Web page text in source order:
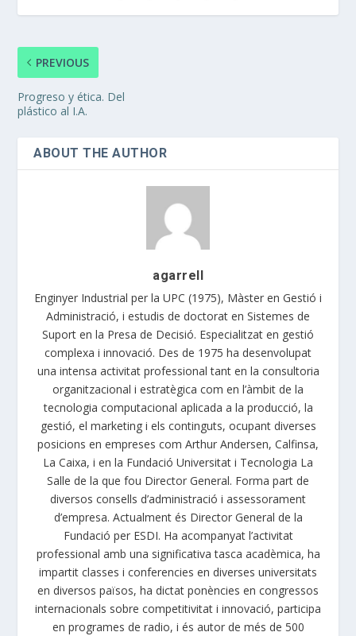
PREVIOUS
Progreso y ética. Del
plástico al I.A.
ABOUT THE AUTHOR
agarrell
Enginyer Industrial per la UPC (1975), Màster en Gestió i
Administració, i estudis de doctorat en Sistemes de
Suport en la Presa de Decisió. Especialitzat en gestió
complexa i innovació. Des de 1975 ha desenvolupat
una intensa activitat professional tant en la consultoria
organitzacional i estratègica com en l’àmbit de la
tecnologia computacional aplicada a la producció, la
gestió, el marketing i els continguts, ocupant diverses
posicions en empreses com Arthur Andersen, Calfinsa,
La Caixa, i en la Fundació Universitat i Tecnologia La
Salle de la que fou Director General. Forma part de
diversos consells d’administració i assessorament
d’empresa. Actualment és Director General de la
Fundació per ESDI. Ha acompanyat l’activitat
professional amb una significativa tasca acadèmica, ha
impartit classes i conferencies en diverses universitats
en diversos països, ha dictat ponències en congressos
internacionals sobre competitivitat i innovació, participa
en programes de radio, i és autor de més de 500